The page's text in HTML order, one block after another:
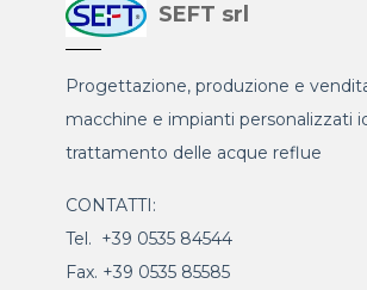
SEFT srl
Progettazione, produzione e
macchine e impianti personalizzati
trattamento delle acque reflue
CONTATTI:
Tel. +39 0535 84544
Fax. +39 0535 85585